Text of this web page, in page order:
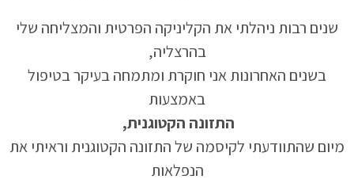
שנים רבות ניהלתי את הקליניקה הפרטית והמצליחה שלי
בהרצליה,
בשנים האחרונות אני חוקרת ומתמחה בעיקר בטיפול
באמצעות
התזונה הקטוגנית,
מיום שהתוודעתי לקיסמה של התזונה הקטוגנית וראיתי את
הנפלאות